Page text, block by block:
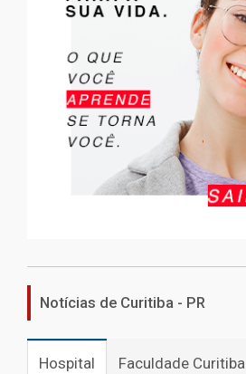
Notícias de Curitiba - PR
Hospital Faculdade Curitiba